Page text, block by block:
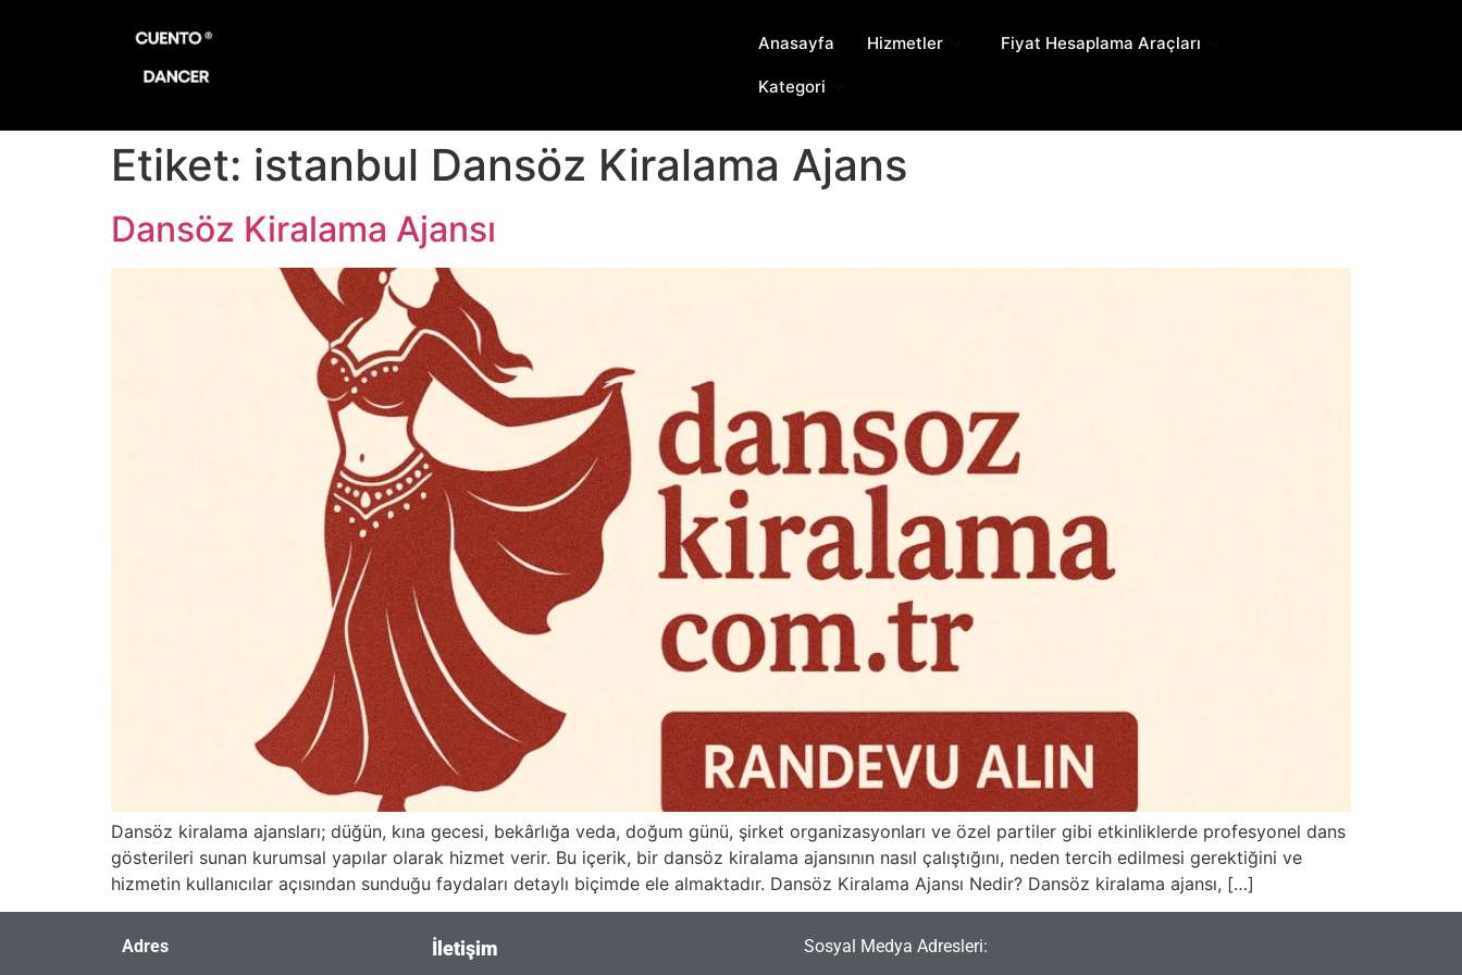
Anasayfa Hizmetler Fiyat Hesaplama Araçları
Kategori
Etiket: istanbul Dansöz Kiralama Ajans
Dansöz Kiralama Ajansı
Dansöz kiralama ajansları; düğün, kına gecesi, bekârlığa veda, doğum günü, şirket organizasyonları ve özel partiler gibi etkinliklerde profesyonel dans
gösterileri sunan kurumsal yapılar olarak hizmet verir. Bu içerik, bir dansöz kiralama ajansının nasıl çalıştığını, neden tercih edilmesi gerektiğini ve
hizmetin kullanıcılar açısından sunduğu faydaları detaylı biçimde ele almaktadır. Dansöz Kiralama Ajansı Nedir? Dansöz kiralama ajansı, […]
Adres İletişim Sosyal Medya Adresleri: